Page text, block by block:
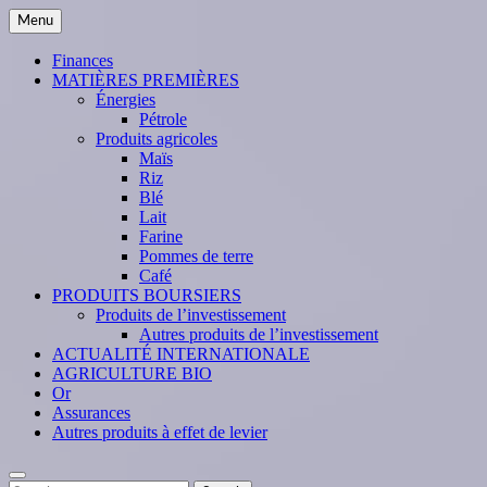
Skip
to
content
Menu
Finances
MATIÈRES PREMIÈRES
Énergies
Pétrole
Produits agricoles
Maïs
Riz
Blé
Lait
Farine
Pommes de terre
Café
PRODUITS BOURSIERS
Produits de l’investissement
Autres produits de l’investissement
ACTUALITÉ INTERNATIONALE
AGRICULTURE BIO
Or
Assurances
Autres produits à effet de levier
Search